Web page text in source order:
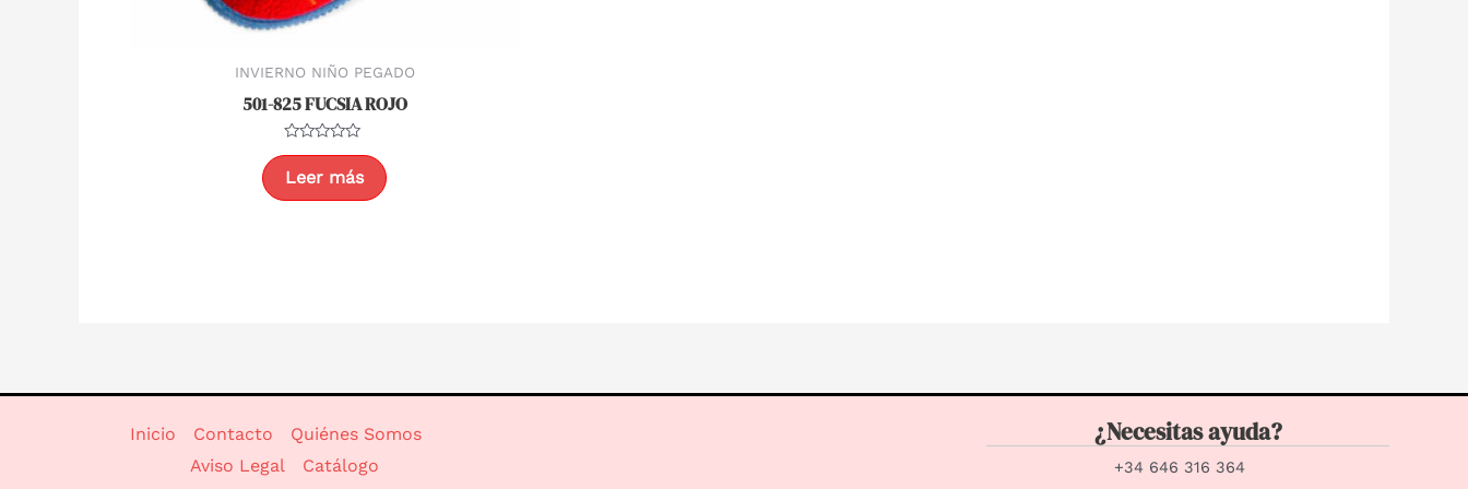
INVIERNO NIÑO PEGADO
501-825 FUCSIA ROJO
Valorado
con
0
Leer más
Inicio Contacto
Quiénes Somos
Aviso Legal
Catálogo
¿Necesitas ayuda?
+34 646 316 364